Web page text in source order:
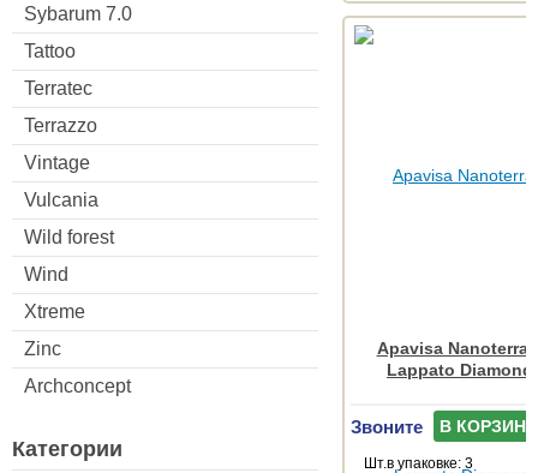
Sybarum 7.0
Tattoo
Terratec
Terrazzo
Vintage
Vulcania
Wild forest
Wind
Xtreme
Zinc
Archconcept
Категории
Apavisa
Lappato Diamond
Звоните В КОРЗИНУ
Шт.в упаковке: 3